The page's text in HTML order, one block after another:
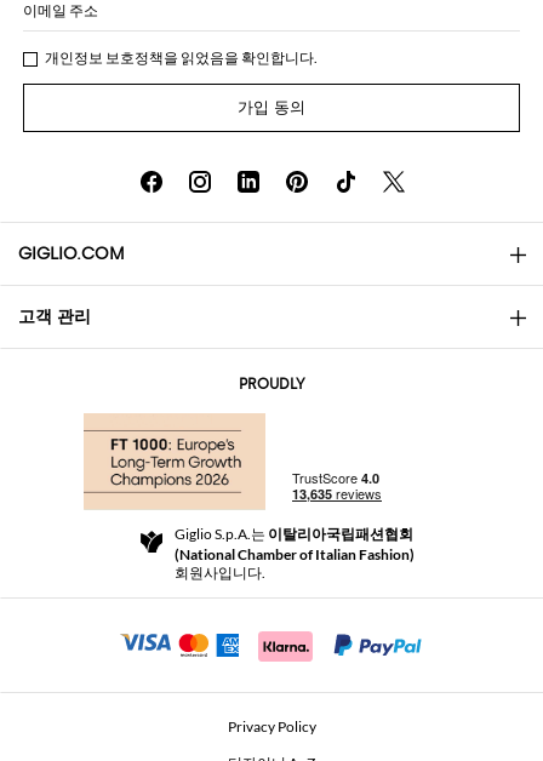
이메일 주소
개인정보 보호정책을 읽었음을 확인합니다.
가입 동의
GIGLIO.COM
소개
Community Store
Beauty Seekers VIP Club
고객 관리
반품 및 환불
For a safe shopping experience
Security Communication
PROUDLY
Giglio S.p.A.는 이탈리아국립패션협회
(National Chamber of Italian Fashion)
회원사입니다.
Privacy Policy